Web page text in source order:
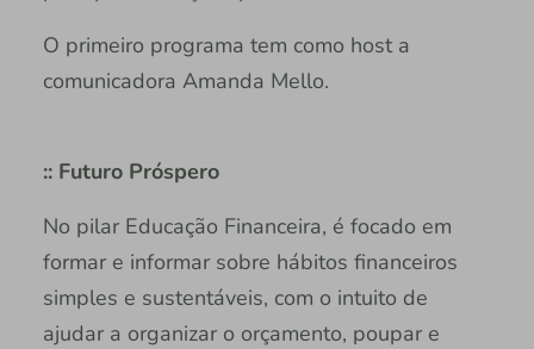
O primeiro programa tem como host a
comunicadora Amanda Mello.
:: Futuro Próspero
No pilar Educação Financeira, é focado em
formar e informar sobre hábitos financeiros
simples e sustentáveis, com o intuito de
ajudar a organizar o orçamento, poupar e